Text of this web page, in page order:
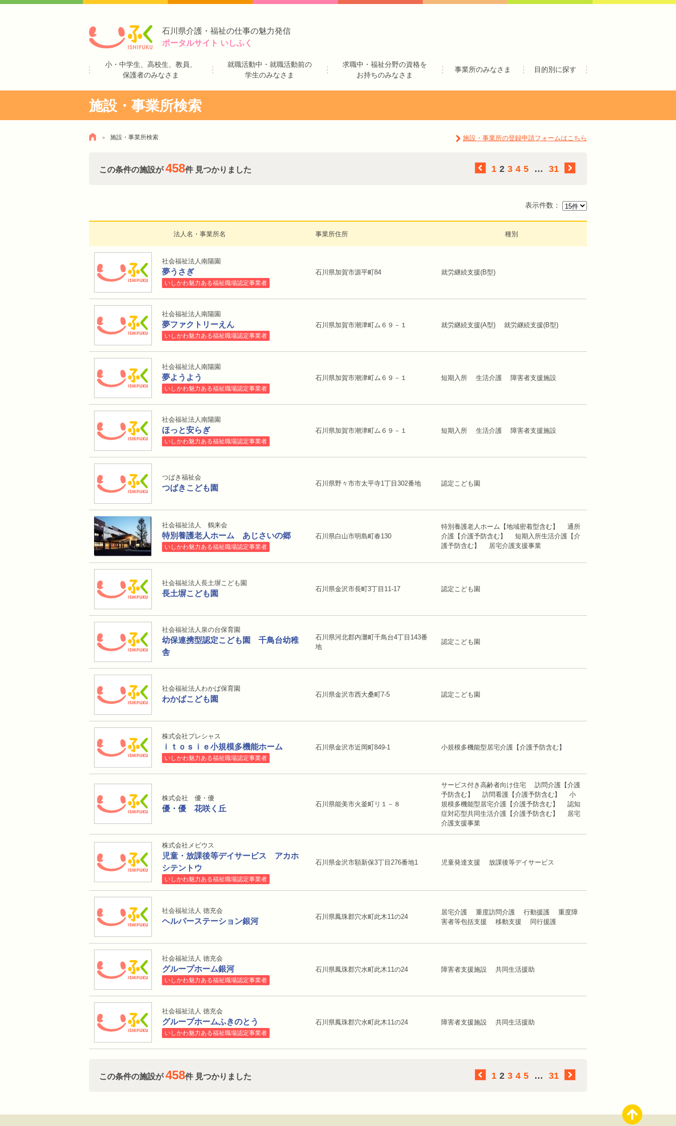
石川県介護・福祉の仕事の魅力発信
ポータルサイト いしふく
小・中学生、高校生、教員、
保護者のみなさま
就職活動中・就職活動前の
学生のみなさま
求職中・福祉分野の資格を
お持ちのみなさま
事業所のみなさま 目的別に探す
施設・事業所検索
施設・事業所検索 施設・事業所の登録申請フォームはこちら
この条件の施設が458件 見つかりました 1 2 3 4 5 … 31
表示件数：
法人名・事業所名 事業所住所 種別
社会福祉法人南陽園
夢うさぎ
いしかわ魅力ある福祉職場認定事業者
石川県加賀市源平町84 就労継続支援(B型)
社会福祉法人南陽園
夢ファクトリーえん
いしかわ魅力ある福祉職場認定事業者
石川県加賀市潮津町ム６９－１ 就労継続支援(A型) 就労継続支援(B型)
社会福祉法人南陽園
夢ようよう
いしかわ魅力ある福祉職場認定事業者
石川県加賀市潮津町ム６９－１ 短期入所 生活介護 障害者支援施設
社会福祉法人南陽園
ほっと安らぎ
いしかわ魅力ある福祉職場認定事業者
石川県加賀市潮津町ム６９－１ 短期入所 生活介護 障害者支援施設
つばき福祉会
つばきこども園
石川県野々市市太平寺1丁目302番地 認定こども園
社会福祉法人 鶴来会
特別養護老人ホーム あじさいの郷
いしかわ魅力ある福祉職場認定事業者
石川県白山市明島町春130
特別養護老人ホーム【地域密着型含む】 通所
介護【介護予防含む】 短期入所生活介護【介
護予防含む】 居宅介護支援事業
社会福祉法人長土塀こども園
長土塀こども園
石川県金沢市長町3丁目11-17 認定こども園
社会福祉法人泉の台保育園
幼保連携型認定こども園 千鳥台幼稚
舎
石川県河北郡内灘町千鳥台4丁目143番
地
認定こども園
社会福祉法人わかば保育園
わかばこども園
石川県金沢市西大桑町7-5 認定こども園
株式会社プレシャス
ｉｔｏｓｉｅ小規模多機能ホーム
いしかわ魅力ある福祉職場認定事業者
石川県金沢市近岡町849-1 小規模多機能型居宅介護【介護予防含む】
株式会社 優・優
優・優 花咲く丘
石川県能美市火釜町リ１－８
サービス付き高齢者向け住宅 訪問介護【介護
予防含む】 訪問看護【介護予防含む】 小
規模多機能型居宅介護【介護予防含む】 認知
症対応型共同生活介護【介護予防含む】 居宅
介護支援事業
株式会社メビウス
児童・放課後等デイサービス アカホ
シテントウ
いしかわ魅力ある福祉職場認定事業者
石川県金沢市額新保3丁目276番地1 児童発達支援 放課後等デイサービス
社会福祉法人 徳充会
ヘルパーステーション銀河
石川県鳳珠郡穴水町此木11の24
居宅介護 重度訪問介護 行動援護 重度障
害者等包括支援 移動支援 同行援護
社会福祉法人 徳充会
グループホーム銀河
いしかわ魅力ある福祉職場認定事業者
石川県鳳珠郡穴水町此木11の24 障害者支援施設 共同生活援助
社会福祉法人 徳充会
グループホームふきのとう
いしかわ魅力ある福祉職場認定事業者
石川県鳳珠郡穴水町此木11の24 障害者支援施設 共同生活援助
この条件の施設が458件 見つかりました 1 2 3 4 5 … 31